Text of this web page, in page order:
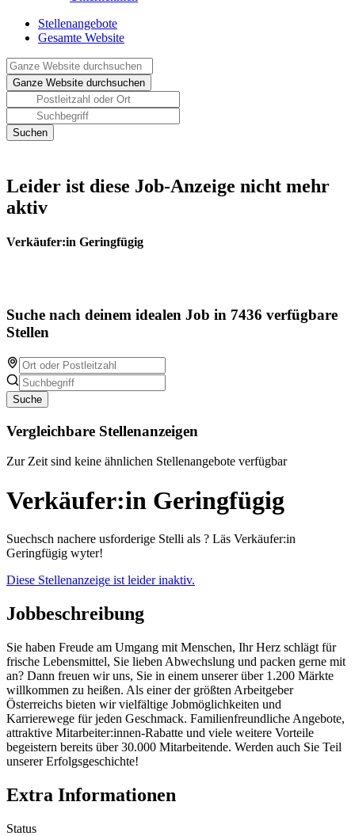
Stellenangebote
Gesamte Website
Leider ist diese Job-Anzeige nicht mehr
aktiv
Verkäufer:in Geringfügig
Suche nach deinem idealen Job in 7436 verfügbare
Stellen
Suche
Vergleichbare Stellenanzeigen
Zur Zeit sind keine ähnlichen Stellenangebote verfügbar
Verkäufer:in Geringfügig
Suechsch nachere usforderige Stelli als ? Läs Verkäufer:in
Geringfügig wyter!
Diese Stellenanzeige ist leider inaktiv.
Jobbeschreibung
Sie haben Freude am Umgang mit Menschen, Ihr Herz schlägt für
frische Lebensmittel, Sie lieben Abwechslung und packen gerne mit
an? Dann freuen wir uns, Sie in einem unserer über 1.200 Märkte
willkommen zu heißen. Als einer der größten Arbeitgeber
Österreichs bieten wir vielfältige Jobmöglichkeiten und
Karrierewege für jeden Geschmack. Familienfreundliche Angebote,
attraktive Mitarbeiter:innen-Rabatte und viele weitere Vorteile
begeistern bereits über 30.000 Mitarbeitende. Werden auch Sie Teil
unserer Erfolgsgeschichte!
Extra Informationen
Status